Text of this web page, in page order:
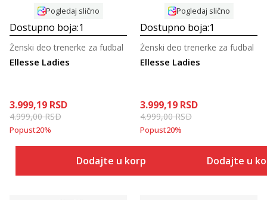
Pogledaj slično
Dostupno boja:1
Ellesse Ladies
Ženski deo trenerke za fudbal
3.999,19 RSD
4.999,00RSD
Popust20%
Dodajte u korpu
Pogledaj slično
Dostupno boja:1
Ellesse Ladies
Ženski deo trenerke za fudbal
3.999,19 RSD
4.999,00RSD
Popust20%
Dodajte u